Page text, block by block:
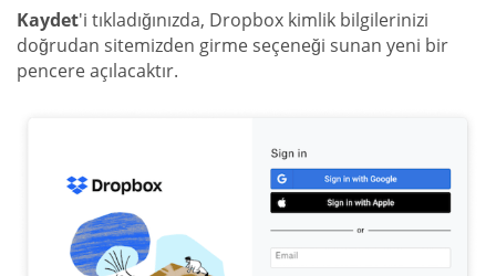
Kaydet'i tıkladığınızda, Dropbox kimlik bilgilerinizi
doğrudan sitemizden girme seçeneği sunan yeni bir
pencere açılacaktır.